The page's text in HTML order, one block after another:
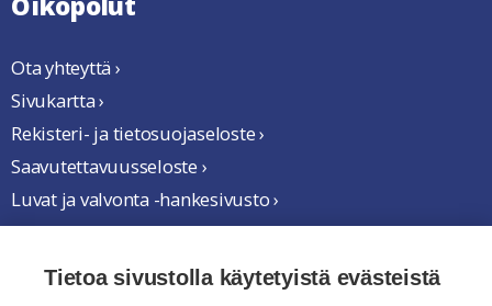
Ota yhteyttä ›
Sivukartta ›
Rekisteri- ja tietosuojaseloste ›
Saavutettavuusseloste ›
Luvat ja valvonta -hankesivusto ›
Tietoa sivustolla käytetyistä evästeistä